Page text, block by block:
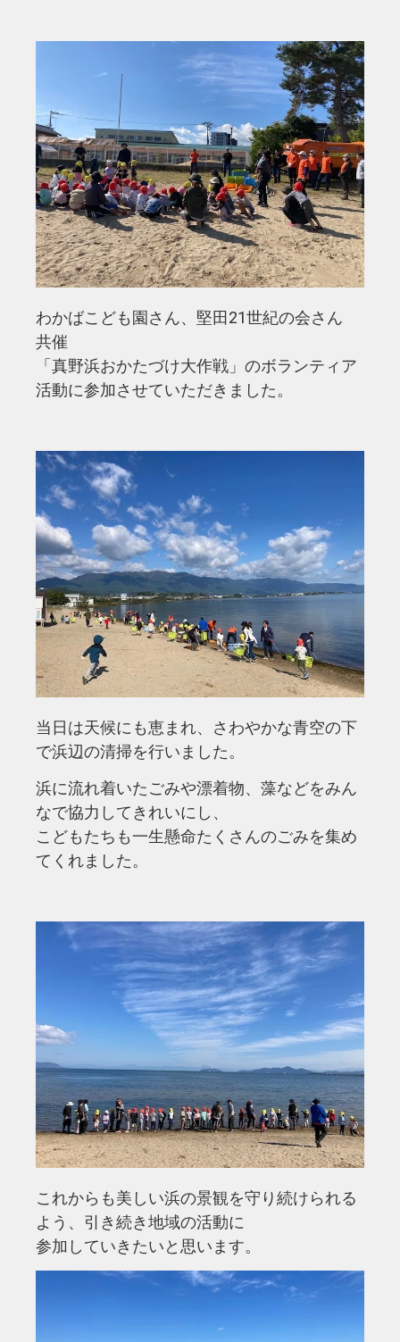
わかばこども園さん、堅田21世紀の会さん
共催
「真野浜おかたづけ大作戦」のボランティア
活動に参加させていただきました。
当日は天候にも恵まれ、さわやかな青空の下
で浜辺の清掃を行いました。
浜に流れ着いたごみや漂着物、藻などをみん
なで協力してきれいにし、
こどもたちも一生懸命たくさんのごみを集め
てくれました。
これからも美しい浜の景観を守り続けられる
よう、引き続き地域の活動に
参加していきたいと思います。